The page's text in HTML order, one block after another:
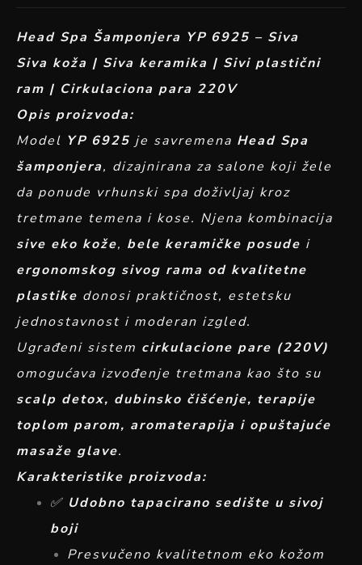
Head Spa Šamponjera YP 6925 – Siva
Siva koža | Siva keramika | Sivi plastični
ram | Cirkulaciona para 220V
Opis proizvoda:
Model YP 6925 je savremena Head Spa
šamponjera, dizajnirana za salone koji žele
da ponude vrhunski spa doživljaj kroz
tretmane temena i kose. Njena kombinacija
sive eko kože, bele keramičke posude i
ergonomskog sivog rama od kvalitetne
plastike donosi praktičnost, estetsku
jednostavnost i moderan izgled.
Ugrađeni sistem cirkulacione pare (220V)
omogućava izvođenje tretmana kao što su
scalp detox, dubinsko čišćenje, terapije
toplom parom, aromaterapija i opuštajuće
masaže glave.
Karakteristike proizvoda:
✅ Udobno tapacirano sedište u sivoj
boji
Presvučeno kvalitetnom eko kožom